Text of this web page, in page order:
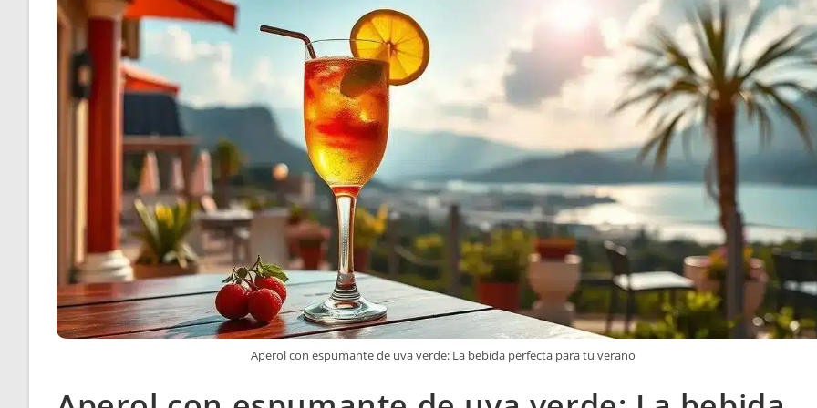
Aperol con espumante de uva verde: La bebida perfecta para tu verano